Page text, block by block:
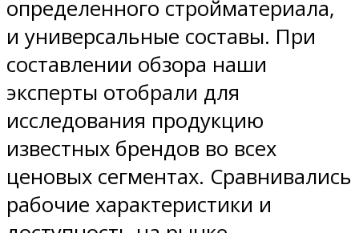
определенного стройматериала,
и универсальные составы. При
составлении обзора наши
эксперты отобрали для
исследования продукцию
известных брендов во всех
ценовых сегментах. Сравнивались
рабочие характеристики и